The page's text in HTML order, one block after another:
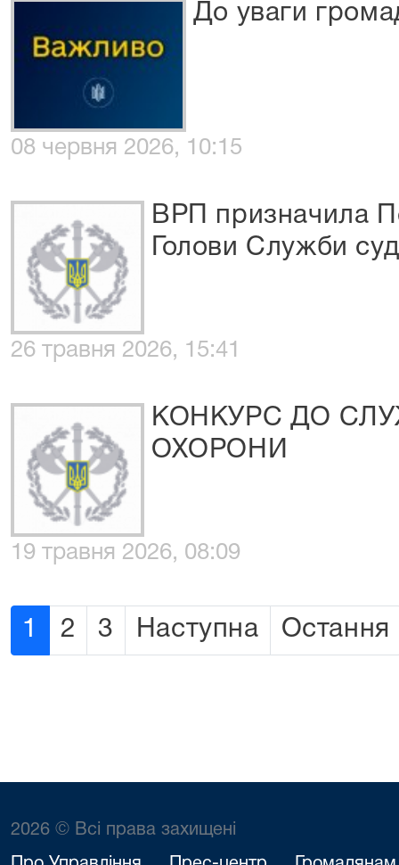
До уваги
08 червня 2026, 10:15
ВРП призначила
Голови Служби
26 травня 2026, 15:41
КОНКУРС ДО
ОХОРОНИ
19 травня 2026, 08:09
1 2 3 Наступна Остання
2026 © Всі права захищені